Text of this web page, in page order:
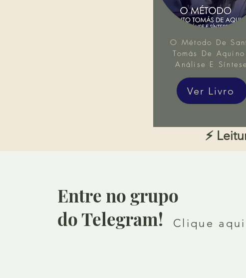
⚡
O Método De
Tomás De Aquino
Análise E Síntese
Ver Livro
Entre no grupo
do Telegram!
Clique